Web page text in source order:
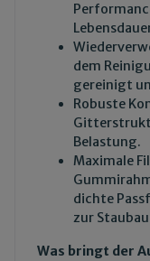
dem
gereinigt
Robuste
Belastung.
Maximale
dichte
zur
Was bringt der